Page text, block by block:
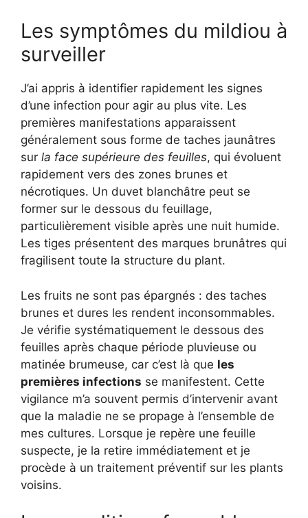
Les symptômes du mildiou à
surveiller
J’ai appris à identifier rapidement les signes
d’une infection pour agir au plus vite. Les
premières manifestations apparaissent
généralement sous forme de taches jaunâtres
sur la face supérieure des feuilles, qui évoluent
rapidement vers des zones brunes et
nécrotiques. Un duvet blanchâtre peut se
former sur le dessous du feuillage,
particulièrement visible après une nuit humide.
Les tiges présentent des marques brunâtres qui
fragilisent toute la structure du plant.
Les fruits ne sont pas épargnés : des taches
brunes et dures les rendent inconsommables.
Je vérifie systématiquement le dessous des
feuilles après chaque période pluvieuse ou
matinée brumeuse, car c’est là que les
premières infections se manifestent. Cette
vigilance m’a souvent permis d’intervenir avant
que la maladie ne se propage à l’ensemble de
mes cultures. Lorsque je repère une feuille
suspecte, je la retire immédiatement et je
procède à un traitement préventif sur les plants
voisins.